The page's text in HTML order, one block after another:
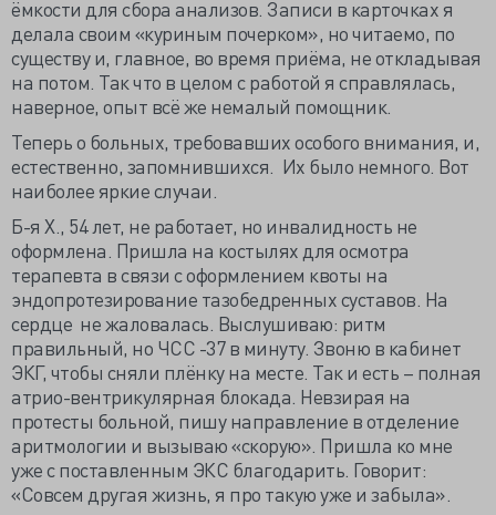
ёмкости для сбора анализов. Записи в карточках я
делала своим «куриным почерком», но читаемо, по
существу и, главное, во время приёма, не откладывая
на потом. Так что в целом с работой я справлялась,
наверное, опыт всё же немалый помощник.
Теперь о больных, требовавших особого внимания, и,
естественно, запомнившихся. Их было немного. Вот
наиболее яркие случаи.
Б-я Х., 54 лет, не работает, но инвалидность не
оформлена. Пришла на костылях для осмотра
терапевта в связи с оформлением квоты на
эндопротезирование тазобедренных суставов. На
сердце не жаловалась. Выслушиваю: ритм
правильный, но ЧСС -37 в минуту. Звоню в кабинет
ЭКГ, чтобы сняли плёнку на месте. Так и есть – полная
атрио-вентрикулярная блокада. Невзирая на
протесты больной, пишу направление в отделение
аритмологии и вызываю «скорую». Пришла ко мне
уже с поставленным ЭКС благодарить. Говорит:
«Совсем другая жизнь, я про такую уже и забыла».